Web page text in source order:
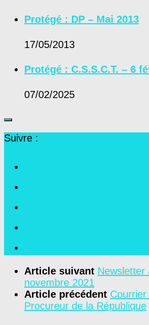
Protégé : DP – Mai 2013
17/05/2013
Protégé : C.S.S.C.T. – 6
07/02/2025
Suivre :
Article suivant Newsletter
novembre 2021
Article précédent
Procureur de la République